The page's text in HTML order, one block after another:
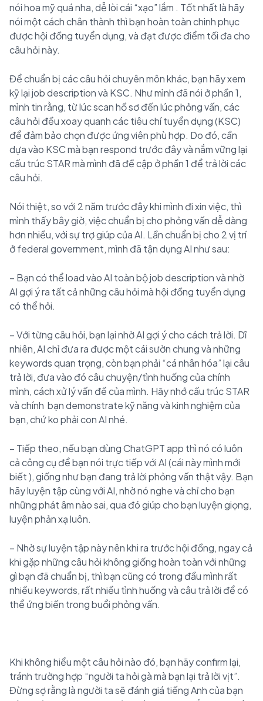
nói hoa mỹ quá nha, dễ lòi cái “xạo” lắm . Tốt nhất là hãy
nói một cách chân thành thì bạn hoàn toàn chinh phục
được hội đồng tuyển dụng, và đạt được điểm tối đa cho
câu hỏi này.
Để chuẩn bị các câu hỏi chuyên môn khác, bạn hãy xem
kỹ lại job description và KSC. Như mình đã nói ở phần 1,
mình tin rằng, từ lúc scan hồ sơ đến lúc phỏng vấn, các
câu hỏi đều xoay quanh các tiêu chí tuyển dụng (KSC)
để đảm bảo chọn được ứng viên phù hợp. Do đó, cần
dựa vào KSC mà bạn respond trước đây và nắm vững lại
cấu trúc STAR mà mình đã đề cập ở phần 1 để trả lời các
câu hỏi.
Nói thiệt, so với 2 năm trước đây khi mình đi xin việc, thì
mình thấy bây giờ, việc chuẩn bị cho phỏng vấn dễ dàng
hơn nhiều, với sự trợ giúp của AI. Lần chuẩn bị cho 2 vị trí
ở federal government, mình đã tận dụng AI như sau:
– Bạn có thể load vào AI toàn bộ job description và nhờ
AI gợi ý ra tất cả những câu hỏi mà hội đồng tuyển dụng
có thể hỏi.
– Với từng câu hỏi, bạn lại nhờ AI gợi ý cho cách trả lời. Dĩ
nhiên, AI chỉ đưa ra được một cái sườn chung và những
keywords quan trọng, còn bạn phải “cá nhân hóa” lại câu
trả lời, đưa vào đó câu chuyện/tình huống của chính
mình, cách xử lý vấn đề của mình. Hãy nhớ cấu trúc STAR
và chính bạn demonstrate kỹ năng và kinh nghiệm của
bạn, chứ ko phải con AI nhé.
– Tiếp theo, nếu bạn dùng ChatGPT app thì nó có luôn
cả công cụ để bạn nói trực tiếp với AI (cái này mình mới
biết), giống như bạn đang trả lời phỏng vấn thật vậy. Bạn
hãy luyện tập cùng với AI, nhờ nó nghe và chỉ cho bạn
những phát âm nào sai, qua đó giúp cho bạn luyện giọng,
luyện phản xạ luôn.
– Nhờ sự luyện tập này nên khi ra trước hội đồng, ngay cả
khi gặp những câu hỏi không giống hoàn toàn với những
gì bạn đã chuẩn bị, thì bạn cũng có trong đầu mình rất
nhiều keywords, rất nhiều tình huống và câu trả lời để có
thể ứng biến trong buổi phỏng vấn.
Khi không hiểu một câu hỏi nào đó, bạn hãy confirm lại,
tránh trường hợp “người ta hỏi gà mà bạn lại trả lời vịt”.
Đừng sợ rằng là người ta sẽ đánh giá tiếng Anh của bạn